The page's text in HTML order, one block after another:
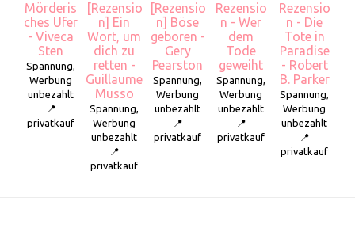
Mörderis
ches Ufer
- Viveca
Sten
Spannung,
Werbung
unbezahlt
📍
privatkauf
[Rezensio
n] Ein
Wort, um
dich zu
retten -
Guillaume
Musso
Spannung,
Werbung
unbezahlt
📍
privatkauf
[Rezensio
n] Böse
geboren -
Gery
Pearston
Spannung,
Werbung
unbezahlt
📍
privatkauf
Rezensio
n - Wer
dem
Tode
geweiht
Spannung,
Werbung
unbezahlt
📍
privatkauf
Rezensio
n - Die
Tote in
Paradise
- Robert
B. Parker
Spannung,
Werbung
unbezahlt
📍
privatkauf